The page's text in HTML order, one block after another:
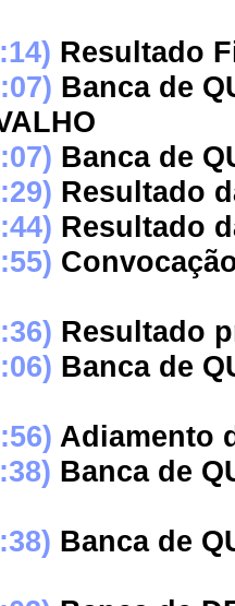
Resultado
Banca de
Banca de
Resultado
Resultado
Resultado
Banca de
Adiamento
Banca de
Banca de